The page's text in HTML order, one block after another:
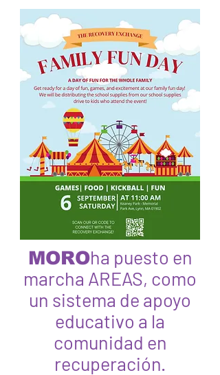
MOROha puesto en
marcha AREAS, como
un sistema de apoyo
educativo a la
comunidad en
recuperación.